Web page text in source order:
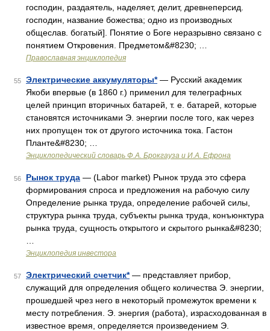
господин, раздаятель, наделяет, делит, древнеперсид.
господин, название божества; одно из производных
общеслав. богатый]. Понятие о Боге неразрывно связано с
понятием Откровения. Предметом&#8230; …
Православная энциклопедия
55 Электрические аккумуляторы*— Русский академик
Якоби впервые (в 1860 г.) применил для телеграфных
целей принцип вторичных батарей, т. е. батарей, которые
становятся источниками Э. энергии после того, как через
них пропущен ток от другого источника тока. Гастон
Планте&#8230; …
Энциклопедический словарь Ф.А. Брокгауза и И.А. Ефрона
56 Рынок труда — (Labor market) Рынок труда это сфера
формирования спроса и предложения на рабочую силу
Определение рынка труда, определение рабочей силы,
структура рынка труда, субъекты рынка труда, конъюнктура
рынка труда, сущность открытого и скрытого рынка&#8230;
Энциклопедия инвестора
57 Электрический счетчик*— представляет прибор,
служащий для определения общего количества Э. энергии,
прошедшей чрез него в некоторый промежуток времени к
месту потребления. Э. энергия (работа), израсходованная в
известное время, определяется произведением Э.